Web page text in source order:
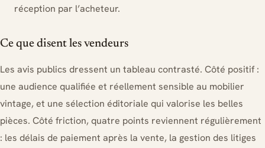
réception par l’acheteur.
Ce que disent les vendeurs
Les avis publics dressent un tableau contrasté. Côté positif :
une audience qualifiée et réellement sensible au mobilier
vintage, et une sélection éditoriale qui valorise les belles
pièces. Côté friction, quatre points reviennent régulièrement
: les délais de paiement après la vente, la gestion des litiges